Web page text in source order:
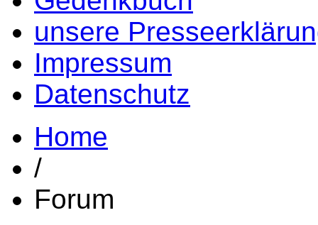
unsere
Impressum
Datenschutz
Home
/
Forum